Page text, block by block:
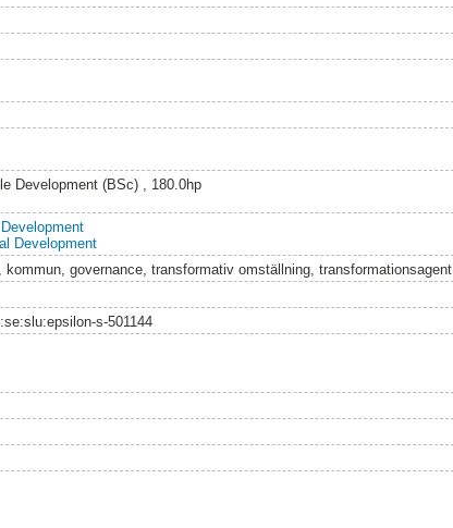
Development (BSc) , 180.0hp
Development
governance, transformativ omställning, transformationsagent
s-501144